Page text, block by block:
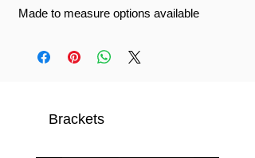
Made to measure options available
Brackets